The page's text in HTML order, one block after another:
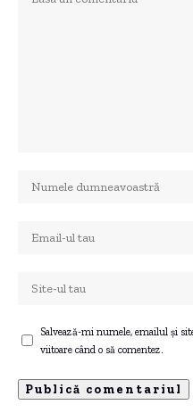
Salvează-mi numele, emailul și
viitoare când o să comentez.